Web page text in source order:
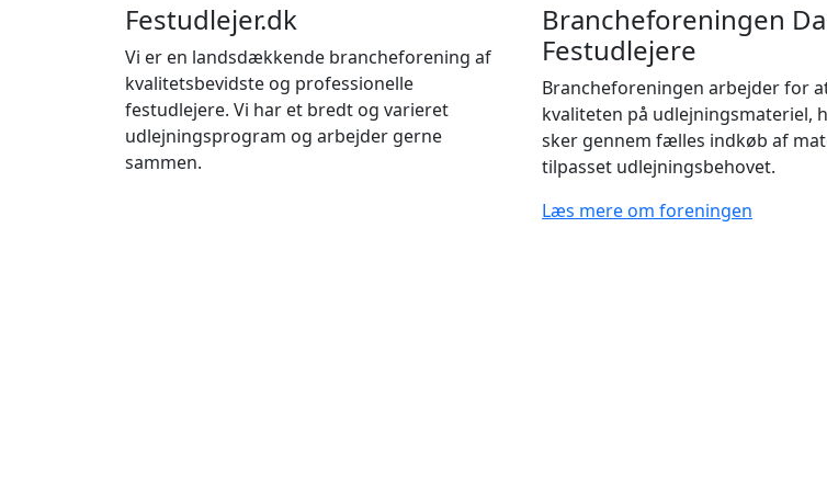
Festudlejer.dk
Vi er en landsdækkende brancheforening af
kvalitetsbevidste og professionelle
festudlejere. Vi har et bredt og varieret
udlejningsprogram og arbejder gerne
sammen.
Brancheforeningen
Festudlejere
Brancheforeningen arbejder for
kvaliteten på udlejningsmateriel,
sker gennem fælles indkøb af
tilpasset udlejningsbehovet.
Læs mere om foreningen